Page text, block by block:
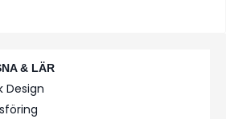
& LÄR
Design